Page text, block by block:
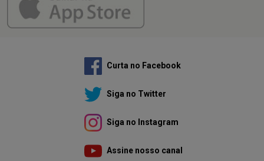
Curta no Facebook
Siga no Twitter
Siga no Instagram
Assine nosso canal